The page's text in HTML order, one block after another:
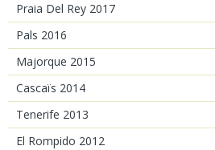
Praia Del Rey 2017
Pals 2016
Majorque 2015
Cascaïs 2014
Tenerife 2013
El Rompido 2012